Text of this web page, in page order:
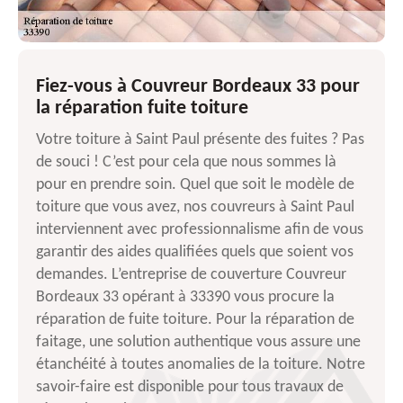
Fiez-vous à Couvreur Bordeaux 33 pour
la réparation fuite toiture
Votre toiture à Saint Paul présente des fuites ? Pas
de souci ! C’est pour cela que nous sommes là
pour en prendre soin. Quel que soit le modèle de
toiture que vous avez, nos couvreurs à Saint Paul
interviennent avec professionnalisme afin de vous
garantir des aides qualifiées quels que soient vos
demandes. L’entreprise de couverture Couvreur
Bordeaux 33 opérant à 33390 vous procure la
réparation de fuite toiture. Pour la réparation de
faitage, une solution authentique vous assure une
étanchéité à toutes anomalies de la toiture. Notre
savoir-faire est disponible pour tous travaux de